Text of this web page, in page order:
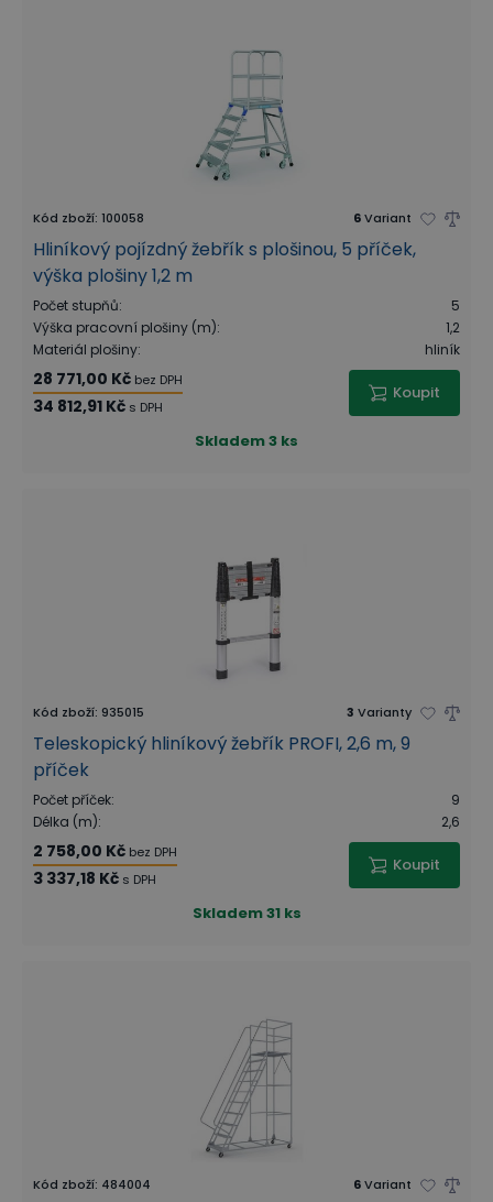
Kód zboží: 100058 6Variant
Hliníkový pojízdný žebřík s plošinou, 5 příček,
výška plošiny 1,2 m
Počet stupňů:
5
Výška pracovní plošiny (m):
1,2
Materiál plošiny: hliník
28 771,00 Kč bez DPH
34 812,91 Kč s DPH
Koupit
Skladem3 ks
Kód zboží: 935015 3 Varianty
Teleskopický hliníkový žebřík PROFI, 2,6 m, 9
příček
Počet příček:
9
Délka (m): 2,6
2 758,00 Kč bez DPH
3 337,18 Kč s DPH
Koupit
Skladem31 ks
Kód zboží: 484004 6Variant